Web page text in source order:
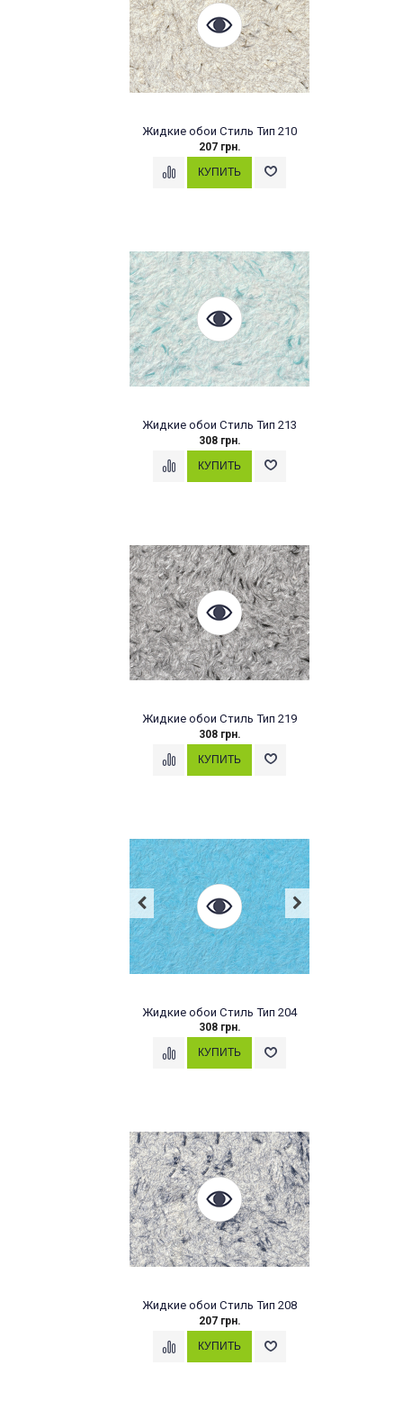
Жидкие обои Стиль Тип 210
207 грн.
Жидкие обои Стиль Тип 213
308 грн.
Жидкие обои Стиль Тип 219
308 грн.
Жидкие обои Стиль Тип 204
308 грн.
Жидкие обои Стиль Тип 208
207 грн.